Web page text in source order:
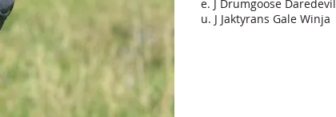
e. J Drumgoose Daredevil
u. J Jaktyrans Gale Winja